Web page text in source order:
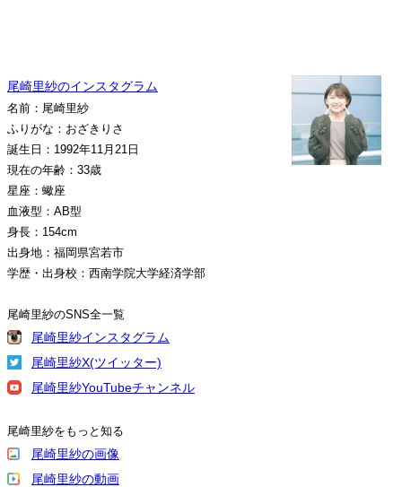
尾崎里紗のインスタグラム
名前：尾崎里紗
ふりがな：おざきりさ
誕生日：1992年11月21日
現在の年齢：33歳
星座：蠍座
血液型：AB型
身長：154cm
出身地：福岡県宮若市
学歴・出身校：西南学院大学経済学部
尾崎里紗のSNS全一覧
尾崎里紗インスタグラム
尾崎里紗X(ツイッター)
尾崎里紗YouTubeチャンネル
尾崎里紗をもっと知る
尾崎里紗の画像
尾崎里紗の動画